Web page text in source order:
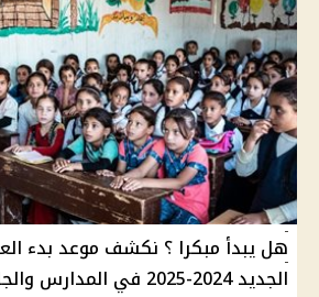
هل يبدأ مبكرا ؟ نكشف موعد بدء
الجديد 2024-2025 في المدارس والجامعات